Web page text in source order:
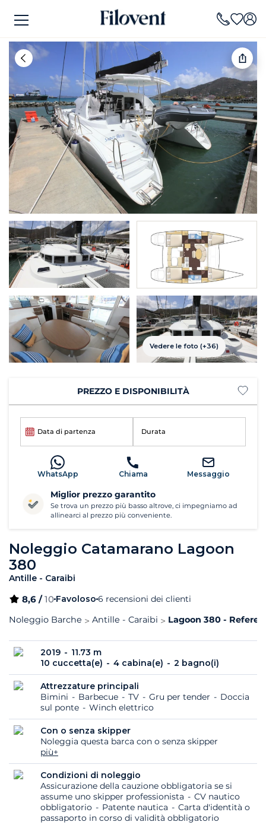
Vedere le foto (+36)
Noleggio Catamarano Lagoon
380
Antille - Caraibi
8,6 /10 Favoloso 6 recensioni dei clienti
Noleggio Barche
Antille - Caraibi Lagoon 380 -
2019
11.73 m
10 cuccetta(e)
4 cabina(e) 2 bagno(i)
Attrezzature principali
Bimini
Barbecue TV Gru per tender
Doccia
sul ponte
Winch elettrico
Con o senza skipper
Noleggia questa barca con o senza skipper
più+
Condizioni di noleggio
Assicurazione della cauzione obbligatoria se si
assume uno skipper professionista
CV nautico
obbligatorio
Patente nautica
Carta d'identità o
passaporto in corso di validità obbligatorio
PREZZO E DISPONIBILITÀ
Data di partenza Durata
WhatsApp Chiama Messaggio
Miglior prezzo garantito
Se trova un prezzo più basso altrove, ci impegniamo ad
allinearci al prezzo più conveniente.